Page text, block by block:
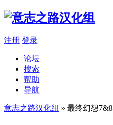
注册 登录
论坛
搜索
帮助
导航
意志之路汉化组 » 最终幻想7&8